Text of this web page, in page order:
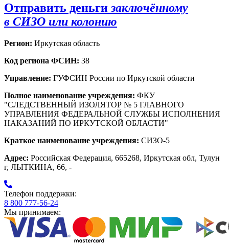
Отправить деньги заключённому
в СИЗО или колонию
Регион: Иркутская область
Код региона ФСИН: 38
Управление: ГУФСИН России по Иркутской области
Полное наименование учреждения: ФКУ
"СЛЕДСТВЕННЫЙ ИЗОЛЯТОР № 5 ГЛАВНОГО
УПРАВЛЕНИЯ ФЕДЕРАЛЬНОЙ СЛУЖБЫ ИСПОЛНЕНИЯ
НАКАЗАНИЙ ПО ИРКУТСКОЙ ОБЛАСТИ"
Краткое наименование учреждения: СИЗО-5
Адрес: Российская Федерация, 665268, Иркутская обл, Тулун
г, ЛЫТКИНА, 66, -
Телефон поддержки:
8 800 777-56-24
Мы принимаем: